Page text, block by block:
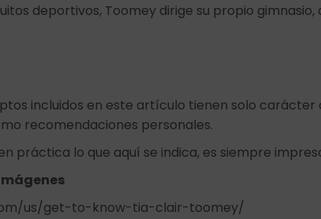
deportivos, Toomey dirige su propio
incluidos en este artículo tienen solo carácter
recomendaciones personales.
práctica lo que aquí se indica, es siempre
us/get-to-know-tia-clair-toomey/